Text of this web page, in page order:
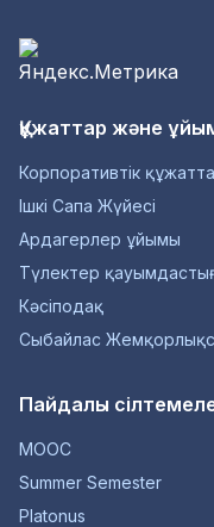
Құжаттар және
Корпоративтік
Ішкі Сапа Жүйесі
Ардагерлер ұйымы
Түлектер
Кәсіподақ
Сыбайлас
Пайдалы
MOOC
Summer Semester
Platonus